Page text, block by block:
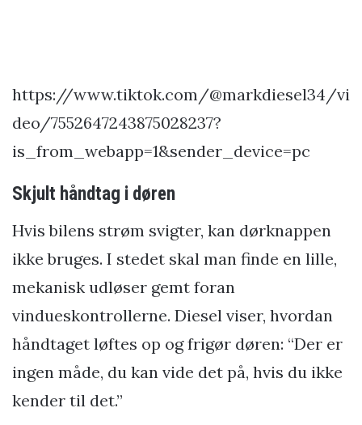
https://www.tiktok.com/@markdiesel34/vi
deo/7552647243875028237?
is_from_webapp=1&sender_device=pc
Skjult håndtag i døren
Hvis bilens strøm svigter, kan dørknappen
ikke bruges. I stedet skal man finde en lille,
mekanisk udløser gemt foran
vindueskontrollerne. Diesel viser, hvordan
håndtaget løftes op og frigør døren: “Der er
ingen måde, du kan vide det på, hvis du ikke
kender til det.”